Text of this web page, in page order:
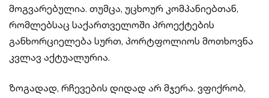
მოგვარებულია. თუმცა, უცხოურ კომპანიებთან,
რომლებსაც საქართველოში პროექტების
განხორციელება სურთ, პორტფოლიოს მოთხოვნა
კვლავ აქტუალურია.
ზოგადად, რჩევების დიდად არ მჯერა. ვფიქრობ,